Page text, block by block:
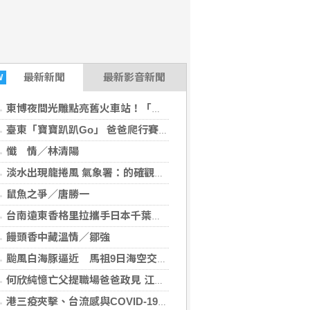
最新新聞 最新影音新聞
東博夜間光雕點亮舊火車站！「夢的路線」帶你重返台東記憶
臺東「寶寶趴趴Go」 爸爸爬行賽趣味十足！串聯早療與家庭資源 陪伴孩子成長
懺 情／林清陽
淡水出現龍捲風 氣象署：的確觀測到鉤狀母雲
鼠魚之爭／唐勝一
台南遠東香格里拉攜手日本千葉名店「CROISSANT」 咖哩麵包總冠軍技術首度在台落地 2026得獎可頌搶先日本上市
饅頭香中藏溫情／鄒強
颱風白海豚逼近 馬祖9日海空交通全數停航
何欣純憶亡父提職場爸爸政見 江啟臣秀親子照談托育
港三疫夾擊、台流感與COVID-19升 疾管署籲戴口罩